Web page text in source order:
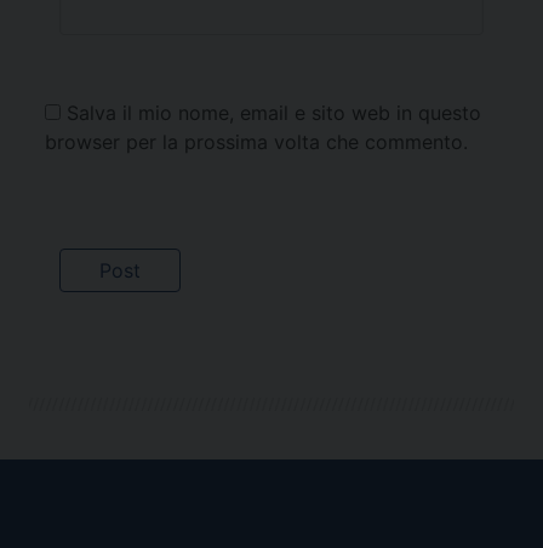
Salva il mio nome, email e sito web in questo
browser per la prossima volta che commento.